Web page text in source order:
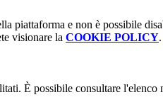
piattaforma e non è possibile
visionare la COOKIE POLICY.
È possibile consultare